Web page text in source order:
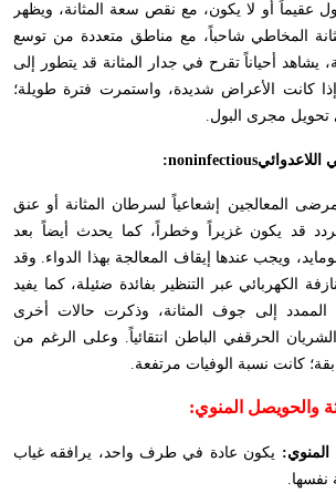
عقيماً أو لا يكون، مع نقص سعة المثانة، ويظهر
المخاطي شاحباً، مع مناطق متعددة من توسع
يشاهد أحياناً تقرح في جدار المثانة قد يتطور إلى
كانت الأعراض شديدة، واستمرت فترة طويلة؛
مجرى البول.
اللاعدوائي:noninfectious
المعالجين إشعاعياً لسرطان المثانة أو عنق
قد يكون غزيراً وخطراً، كما يحدث أيضاً بعد
ويجب عندها إيقاف المعالجة بهذا الدواء. وقد
الكهربائي عبر التنظير بفائدة ضئيلة، كما يفيد
الممدد إلى جوف المثانة، وذكرت حالات أخرى
الحرقفي الباطن انتقائياً. وعلى الرغم من
كانت نسبة الوفيات مرتفعة.
والحويصل المنوي:
يكون عادة في طرف واحد، يرافقه غياب
نفسها.